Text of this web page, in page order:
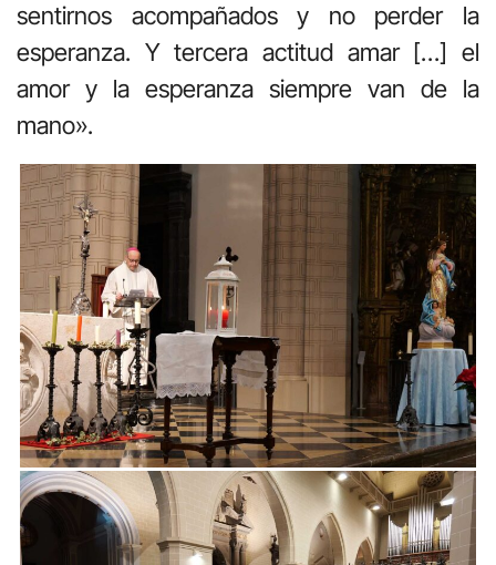
sentirnos acompañados y no perder la
esperanza. Y tercera actitud amar […] el
amor y la esperanza siempre van de la
mano».